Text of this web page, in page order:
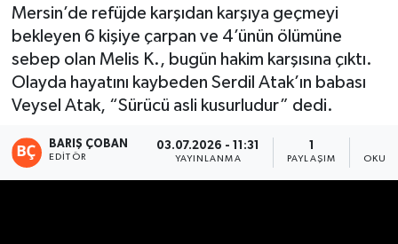
Mersin’de refüjde karşıdan karşıya geçmeyi
bekleyen 6 kişiye çarpan ve 4’ünün ölümüne
sebep olan Melis K., bugün hakim karşısına çıktı.
Olayda hayatını kaybeden Serdil Atak’ın babası
Veysel Atak, “Sürücü asli kusurludur” dedi.
BARIŞ ÇOBAN
EDITÖR
03.07.2026 - 11:31
YAYINLANMA PAYLAŞIM
Kültür - Sanat
Magazin